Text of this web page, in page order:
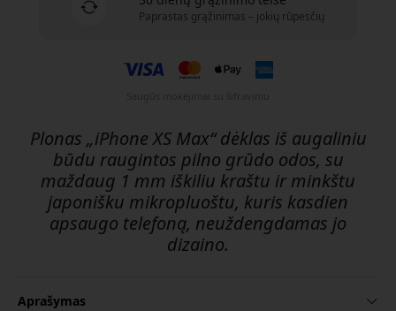
Paprastas grąžinimas – jokių rūpesčių
Plonas „iPhone XS Max“ dėklas iš augaliniu
būdu raugintos pilno grūdo odos, su
maždaug 1 mm iškiliu kraštu ir minkštu
japonišku mikropluoštu, kuris kasdien
apsaugo telefoną, neuždengdamas jo
dizaino.
Aprašymas